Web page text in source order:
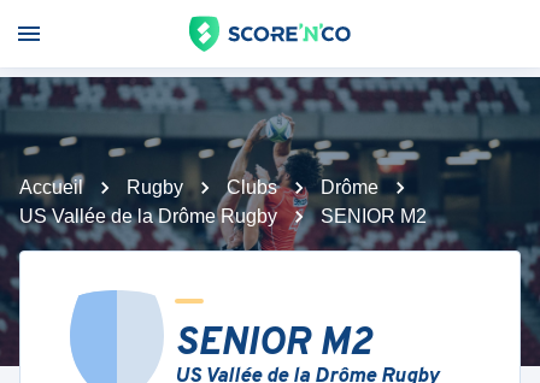
Accueil Rugby Clubs
Drôme
US Vallée de la Drôme Rugby
SENIOR M2
SENIOR M2
US Vallée de la Drôme Rugby